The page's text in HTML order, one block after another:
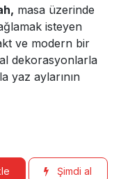
masa üzerinde
isteyen
ve modern bir
dekorasyonlarla
yaz aylarının
Şimdi al